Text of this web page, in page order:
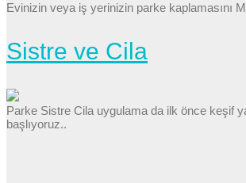
Evinizin veya iş yerinizin parke kaplamasını
Sistre ve Cila
Parke Sistre Cila uygulama da ilk önce keşif
başlıyoruz..